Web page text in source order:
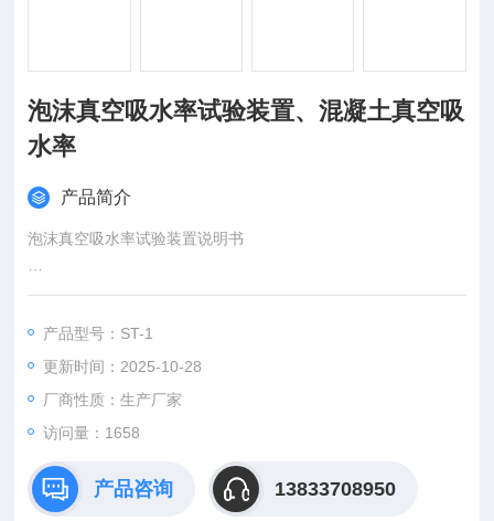
泡沫真空吸水率试验装置、混凝土真空吸
水率
产品简介
泡沫真空吸水率试验装置说明书
一、真空饱水试验装置简介：泡沫真空吸水率试验装置、混凝土
真空饱水率试验仪设备满足GB/T 17794-2008《柔性泡沫橡塑绝
热制品》标准的要求，以上标准抽真空的要求自行设计生产的，
真空压力，保持时间可以自行设置， 自动计时，自动断电，操作
灵活，能耗低、噪音小、且安装方便，操作简单，安全性能高等
产品型号：ST-1
更新时间：2025-10-28
厂商性质：生产厂家
访问量：1658
产品咨询 13833708950